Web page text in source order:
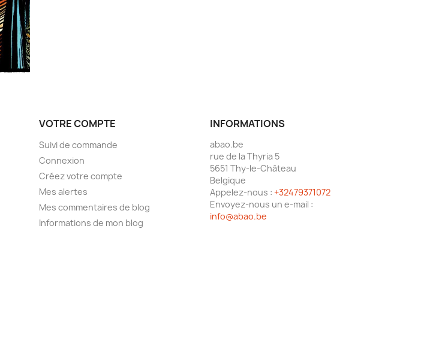
VOTRE COMPTE
Suivi de commande
Connexion
Créez votre compte
Mes alertes
Mes commentaires de blog
Informations de mon blog
INFORMATIONS
abao.be
rue de la Thyria 5
5651 Thy-le-Château
Belgique
Appelez-nous : +32479371072
Envoyez-nous un e-mail :
info@abao.be